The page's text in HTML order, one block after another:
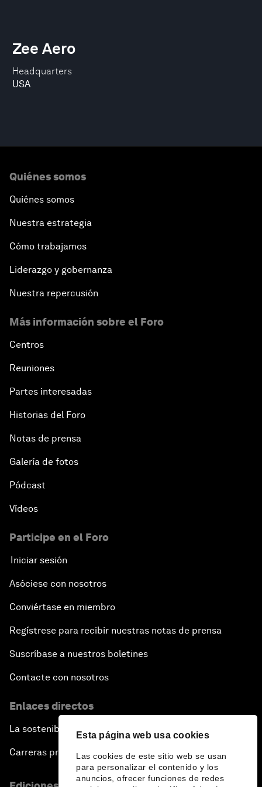
Esta página web usa cookies
Las cookies de este sitio web se usan
para personalizar el contenido y los
anuncios, ofrecer funciones de redes
Headquarters
USA
Zee Aero
Quiénes somos
Quiénes somos
Nuestra estrategia
Cómo trabajamos
Liderazgo y gobernanza
Nuestra repercusión
Más información sobre el Foro
Centros
Reuniones
Partes interesadas
Historias del Foro
Notas de prensa
Galería de fotos
Pódcast
Vídeos
Participe en el Foro
Iniciar sesión
Asóciese con nosotros
Conviértase en miembro
Regístrese para recibir nuestras notas de prensa
Suscríbase a nuestros boletines
Contacte con nosotros
Enlaces directos
La sostenibilidad en el Foro
Carreras profesionales